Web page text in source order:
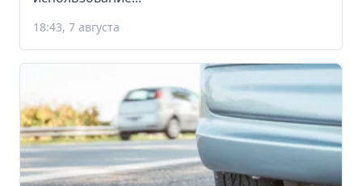
18:43, 7 августа